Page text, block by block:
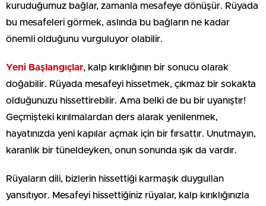
kuruduğumuz bağlar, zamanla mesafeye dönüşür. Rüyada
bu mesafeleri görmek, aslında bu bağların ne kadar
önemli olduğunu vurguluyor olabilir.
Yeni Başlangıçlar, kalp kırıklığının bir sonucu olarak
doğabilir. Rüyada mesafeyi hissetmek, çıkmaz bir sokakta
olduğunuzu hissettirebilir. Ama belki de bu bir uyanıştır!
Geçmişteki kırılmalardan ders alarak yenilenmek,
hayatınızda yeni kapılar açmak için bir fırsattır. Unutmayın,
karanlık bir tüneldeyken, onun sonunda ışık da vardır.
Rüyaların dili, bizlerin hissettiği karmaşık duygullan
yansıtıyor. Mesafeyi hissettiğiniz rüyalar, kalp kırıklığınızla